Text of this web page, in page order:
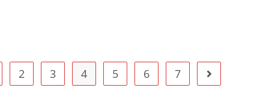
2 3 4 5 6 7